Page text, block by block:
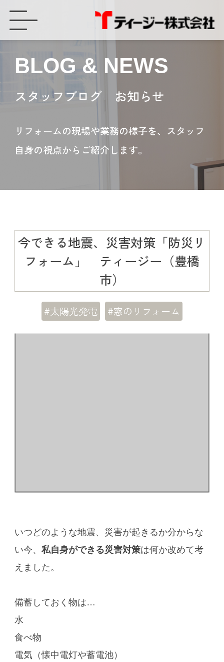
BLOG & NEWS
スタッフブログ お知らせ
リフォームの現場や業務の様子を、スタッフ
自身の視点からご紹介します。
今できる地震、災害対策「防災リ
フォーム」 ティージー（豊橋
市）
#太陽光発電 #窓のリフォーム
いつどのような地震、災害が起きるか分からな
い今、 私自身ができる災害対策は何か改めて考
えました。
備蓄しておく物は…
水
食べ物
電気（懐中電灯や蓄電池）